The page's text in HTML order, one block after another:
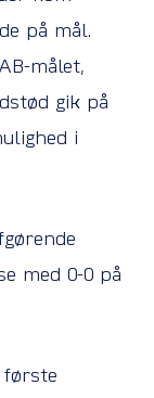
på mål.
målet,
gik på
i
med 0-0 på
første